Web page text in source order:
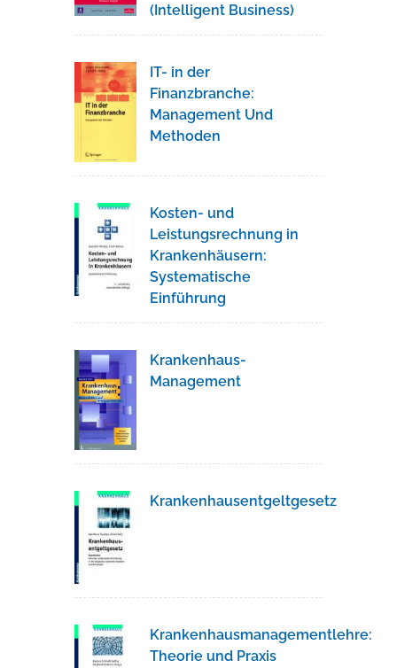
(Intelligent Business)
IT- in der
Finanzbranche:
Management Und
Methoden
Kosten- und
Leistungsrechnung in
Krankenhäusern:
Systematische
Einführung
Krankenhaus-
Management
Krankenhausentgeltgesetz
Krankenhausmanagementlehre:
Theorie und Praxis